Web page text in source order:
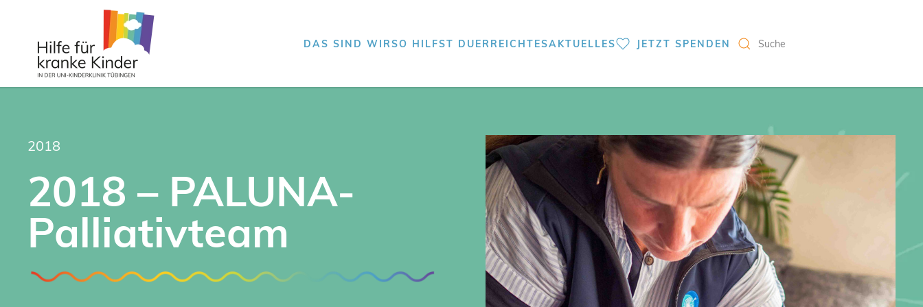
DAS SIND WIRSO HILFST DUERREICHTESAKTUELLES JETZT SPENDEN
2018
2018 – PALUNA-
Palliativteam